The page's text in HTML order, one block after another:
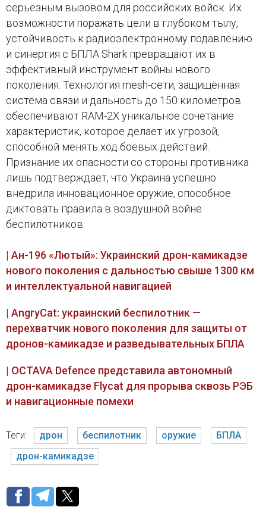
серьёзным вызовом для российских войск. Их
возможности поражать цели в глубоком тылу,
устойчивость к радиоэлектронному подавлению
и синергия с БПЛА Shark превращают их в
эффективный инструмент войны нового
поколения. Технология mesh-сети, защищённая
система связи и дальность до 150 километров
обеспечивают RAM-2X уникальное сочетание
характеристик, которое делает их угрозой,
способной менять ход боевых действий.
Признание их опасности со стороны противника
лишь подтверждает, что Украина успешно
внедрила инновационное оружие, способное
диктовать правила в воздушной войне
беспилотников.
| Ан-196 «Лютый»: Украинский дрон-камикадзе
нового поколения с дальностью свыше 1300 км
и интеллектуальной навигацией
| AngryCat: украинский беспилотник —
перехватчик нового поколения для защиты от
дронов-камикадзе и разведывательных БПЛА
| OCTAVA Defence представила автономный
дрон-камикадзе Flycat для прорыва сквозь РЭБ
и навигационные помехи
Теги: дрон беспилотник оружие
БПЛА
дрон-камикадзе